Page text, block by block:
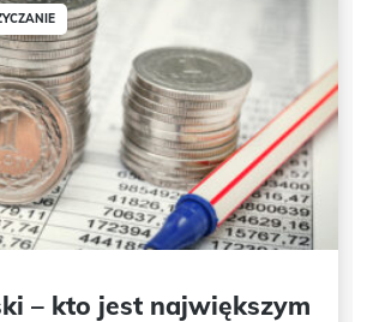
– kto jest największym